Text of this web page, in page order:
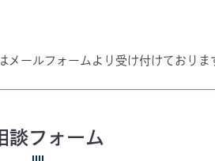
メールフォームより受け付けておりま
談フォーム